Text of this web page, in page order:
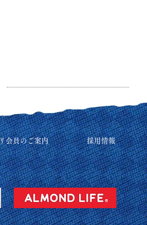
会員のご案内 採用情報